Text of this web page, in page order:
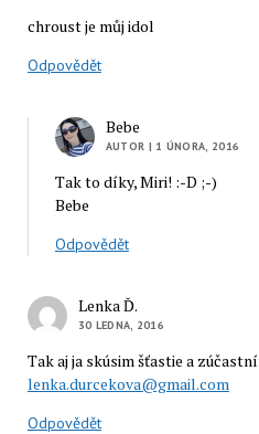
chroust je můj idol
Odpovědět
Bebe
AUTOR | 1 ÚNORA, 2016
Tak to díky, Miri! :-D ;-)
Bebe
Odpovědět
Lenka Ď.
30 LEDNA, 2016
Tak aj ja skúsim šťastie a
lenka.durcekova@gmail.com
Odpovědět